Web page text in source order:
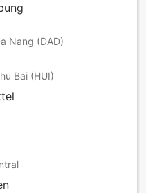
Nang (DAD)
Bai (HUI)